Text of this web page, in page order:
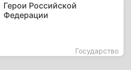
Герои Российской
Федерации
Государство